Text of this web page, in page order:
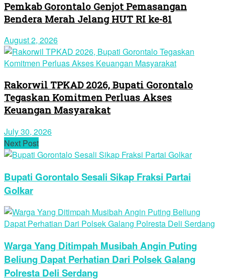
Pemkab Gorontalo Genjot Pemasangan
Bendera Merah Jelang HUT RI ke-81
August 2, 2026
Rakorwil TPKAD 2026, Bupati Gorontalo
Tegaskan Komitmen Perluas Akses
Keuangan Masyarakat
July 30, 2026
Next Post
Bupati Gorontalo Sesali Sikap Fraksi Partai
Golkar
Warga Yang Ditimpah Musibah Angin Puting
Beliung Dapat Perhatian Dari Polsek Galang
Polresta Deli Serdang